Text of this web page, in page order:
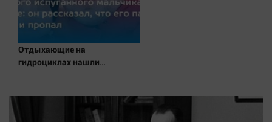
Отдыхающие на
гидроциклах нашли
рассказал, что его папа